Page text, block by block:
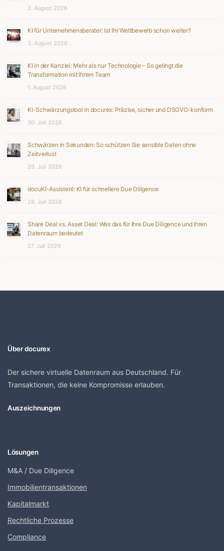
3. August 2026
KI für Unternehmensberater: Ist Ihr Wettbewerb schon weiter?
3. August 2026
KI in der Kanzlei: Mehr als nur Technologie – So gelingt die
Transformation mit Ihrem Team
1. August 2026
KI-Schwärzungstool in docurex: Präzise, sicher und DSGVO-konform
30. Juli 2026
Schwärzen in Sekunden: So schützen Sie sensible Daten ohne
Zeitverlust
29. Juli 2026
docuKI-Assistent: KI für schnellere Due Diligence
28. Juli 2026
Share Deal vs. Asset Deal: Was das für Ihre Due Diligence und Ihren
Datenraum bedeutet
27. Juli 2026
Über docurex
Der sichere virtuelle Datenraum aus Deutschland. Für
Transaktionen, die keine Kompromisse erlauben.
Auszeichnungen
Lösungen
M&A / Due Diligence
Immobilientransaktionen
Kapitalmarkt
Rechtliche Prozesse
Compliance